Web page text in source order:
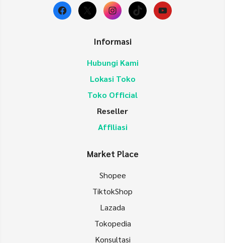
Facebook
X Instagram
TikTokYouTube
Informasi
Hubungi Kami
Lokasi Toko
Toko Official
Reseller
Affiliasi
Market Place
Shopee
TiktokShop
Lazada
Tokopedia
Konsultasi